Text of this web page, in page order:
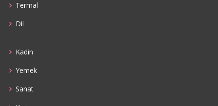
Termal
Dil
Kadin
Yemek
Sanat